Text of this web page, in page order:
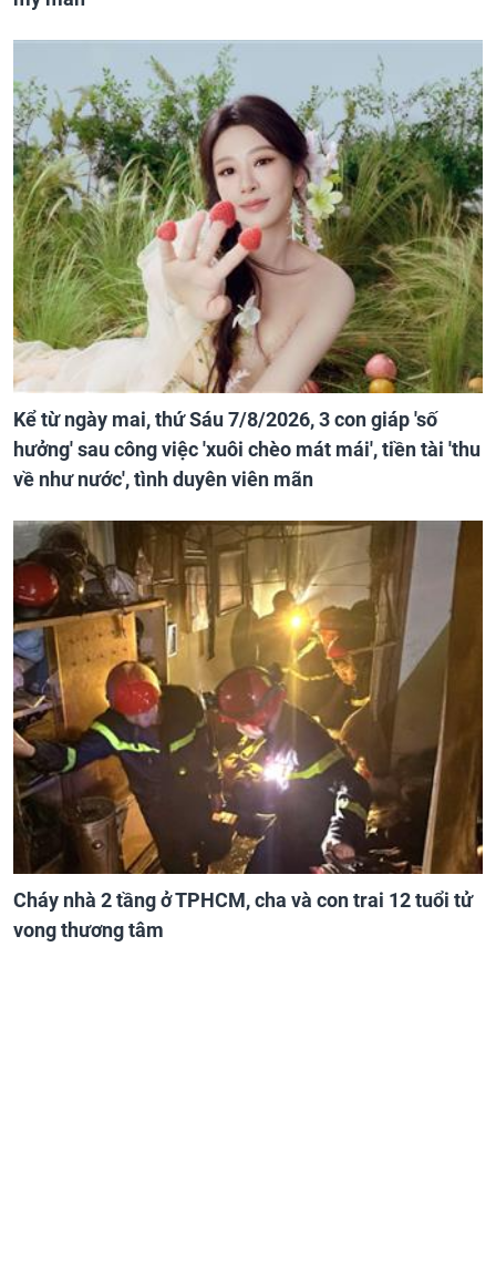
Kể từ ngày mai, thứ Sáu 7/8/2026, 3 con giáp 'số
hưởng' sau công việc 'xuôi chèo mát mái', tiền tài 'thu
về như nước', tình duyên viên mãn
Cháy nhà 2 tầng ở TPHCM, cha và con trai 12 tuổi tử
vong thương tâm